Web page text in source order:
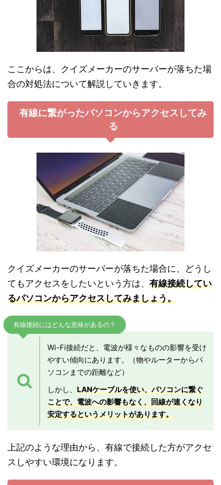
ここからは、クイズメーカーのサーバーが落ちた場
合の対処法について解説していきます。
有線に繋がったパソコンからアクセスしてみ
る
クイズメーカーのサーバーが落ちた場合に、どうし
てもアクセスをしたいという方は、 有線接続してい
るパソコンからアクセスしてみましょう。
有線接続にはどんな意味があるの？
Wi-Fi接続だと、電波が様々なものの影響を受け
やすい傾向にあります。（物やルーターからパ
ソコンまでの距離など）
しかし、 LANケーブルを使い、パソコンに繋ぐ
ことで、電波への影響もなく、回線が速くなり
安定するというメリットがあります。
上記のような理由から、有線で接続した方がアクセ
スしやすい環境になります。